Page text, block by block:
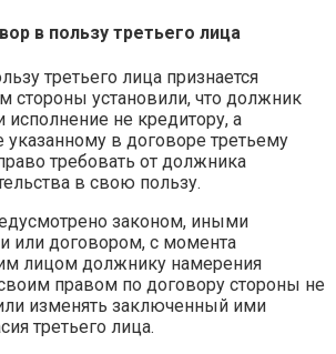
в пользу третьего лица
третьего лица признается
стороны установили, что должник
исполнение не кредитору, а
указанному в договоре третьему
требовать от должника
в свою пользу.
законом, иными
или договором, с момента
лицом должнику намерения
правом по договору стороны не
изменять заключенный ими
третьего лица.